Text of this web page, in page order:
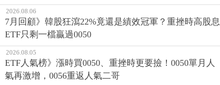
2026.08.06
7月回顧》韓股狂瀉22%竟還是績效冠軍？重挫時高股息
ETF只剩一檔贏過0050
2026.08.05
ETF人氣榜》漲時買0050、重挫時更要撿！0050單月人
氣再激增，0056重返人氣二哥